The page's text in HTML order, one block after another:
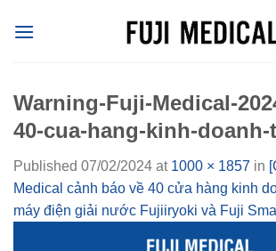
Warning-Fuji-Medical-
40-cua-hang-kinh-
Published 07/02/2024 at 1000 × 1857 in
Medical cảnh báo về 40 cửa hàng kinh
máy điện giải nước Fujiiryoki và Fuji